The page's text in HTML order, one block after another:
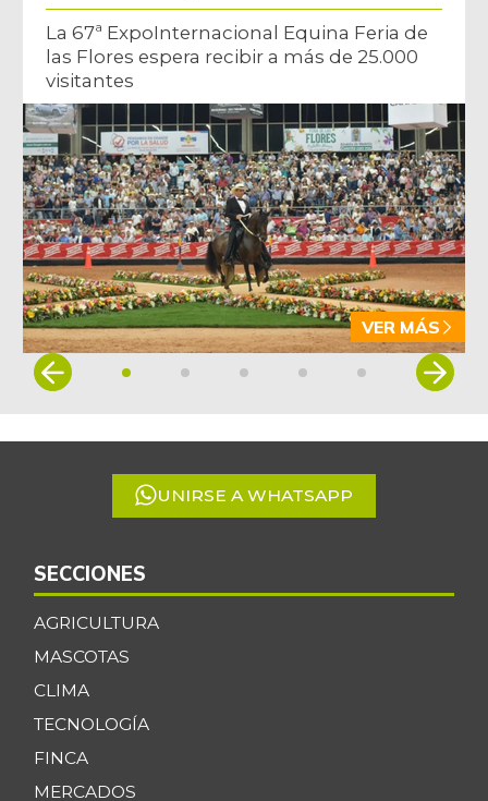
La 67ª ExpoInternacional Equina Feria de
las Flores espera recibir a más de 25.000
visitantes
VER MÁS
Item
5
UNIRSE A WHATSAPP
SECCIONES
AGRICULTURA
MASCOTAS
CLIMA
TECNOLOGÍA
FINCA
MERCADOS